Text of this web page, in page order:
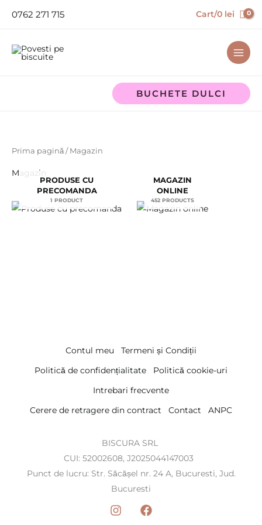
0762 271 715 Cart/0 lei
BUCHETE DULCI
Prima pagină / Magazin
Magazin
PRODUSE CU
PRECOMANDA
1 PRODUCT
MAGAZIN
ONLINE
452 PRODUCTS
Contul meu
Termeni și Condiții
Politică de confidențialitate
Politică cookie-uri
Intrebari frecvente
Cerere de retragere din contract
Contact ANPC
BISCURA SRL
CUI: 52002608, J2025044147003
Punct de lucru: Str. Săcășel nr. 24 A, Bucuresti, Jud.
Bucuresti